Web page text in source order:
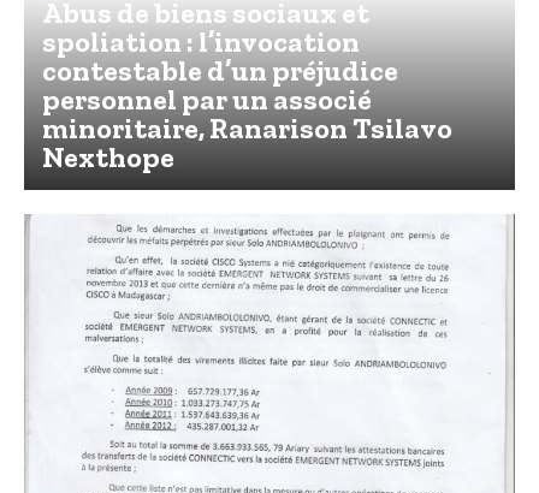
Abus de biens sociaux et
spoliation : l’invocation
contestable d’un préjudice
personnel par un associé
minoritaire, Ranarison Tsilavo
Nexthope